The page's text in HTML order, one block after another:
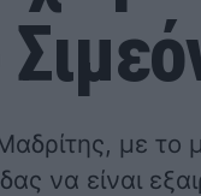
με το
να είναι